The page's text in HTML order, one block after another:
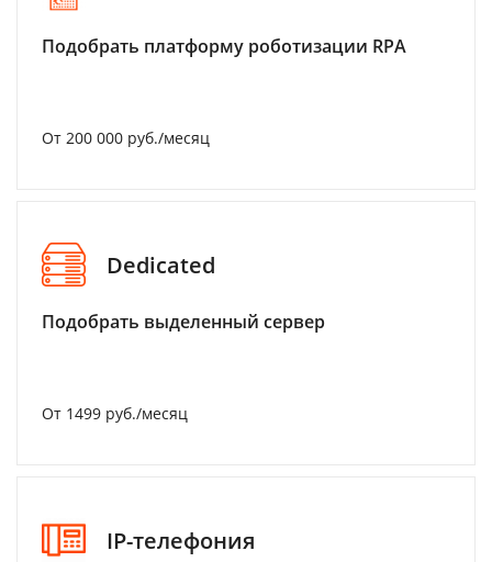
Подобрать платформу роботизации RPA
От 200 000 руб./месяц
Dedicated
Подобрать выделенный сервер
От 1499 руб./месяц
IP-телефония